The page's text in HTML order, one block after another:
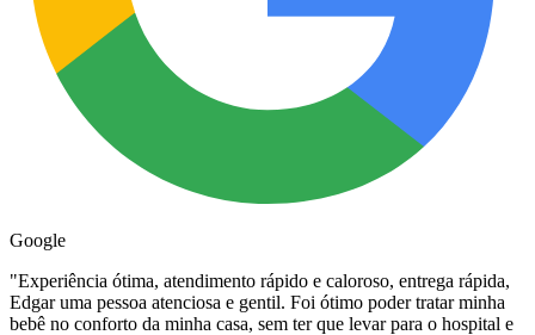
Google
"Experiência ótima, atendimento rápido e caloroso, entrega rápida,
Edgar uma pessoa atenciosa e gentil. Foi ótimo poder tratar minha
bebê no conforto da minha casa, sem ter que levar para o hospital e